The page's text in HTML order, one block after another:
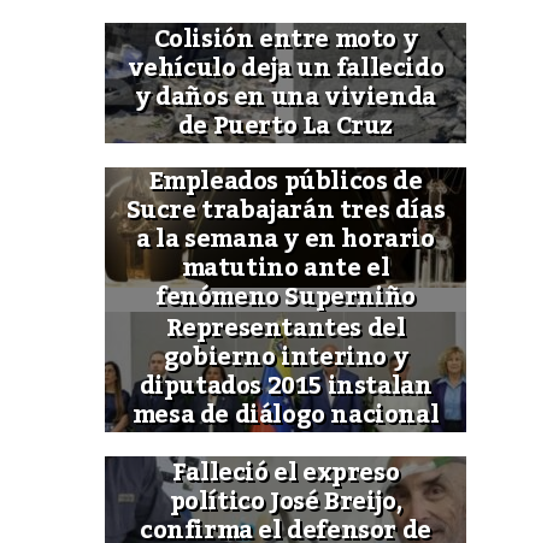
Colisión entre moto y
vehículo deja un fallecido
y daños en una vivienda
de Puerto La Cruz
Empleados públicos de
Sucre trabajarán tres días
a la semana y en horario
matutino ante el
fenómeno Superniño
Representantes del
gobierno interino y
diputados 2015 instalan
mesa de diálogo nacional
Falleció el expreso
político José Breijo,
confirma el defensor de